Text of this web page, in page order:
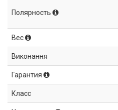
Полярность
Вес
Виконання
Гарантия
Класс